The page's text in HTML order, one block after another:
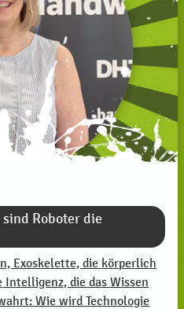
Roboter die
Exoskelette, die körperlich
die das Wissen
Wie wird Technologie